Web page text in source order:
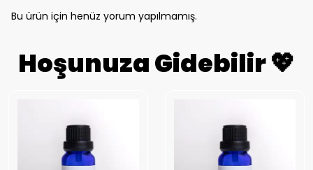
Bu ürün için henüz yorum yapılmamış.
Hoşunuza Gidebilir 💖